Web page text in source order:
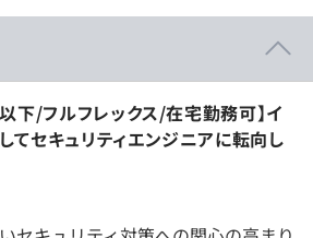
下/フルフレックス/在宅勤務可】イ
てセキュリティエンジニアに転向し